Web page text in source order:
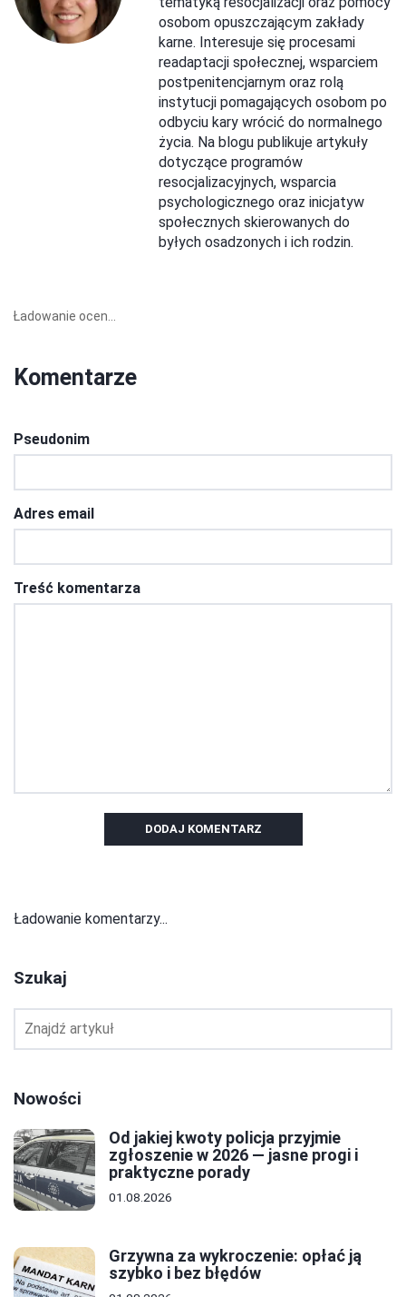
osobom opuszczającym zakłady
karne. Interesuje się procesami
readaptacji społecznej, wsparciem
postpenitencjarnym oraz rolą
instytucji pomagających osobom po
odbyciu kary wrócić do normalnego
życia. Na blogu publikuje artykuły
dotyczące programów
resocjalizacyjnych, wsparcia
psychologicznego oraz inicjatyw
społecznych skierowanych do
byłych osadzonych i ich rodzin.
Ładowanie ocen...
Komentarze
Pseudonim
Adres email
Treść komentarza
DODAJ KOMENTARZ
Ładowanie komentarzy...
Szukaj
Nowości
Od jakiej kwoty policja przyjmie
zgłoszenie w 2026 — jasne progi i
praktyczne porady
01.08.2026
Grzywna za wykroczenie: opłać ją
szybko i bez błędów